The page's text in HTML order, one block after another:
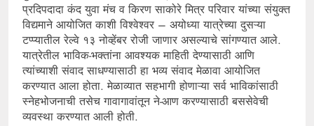
प्रदिपदादा कंद युवा मंच व किरण साकोरे मित्र परिवार यांच्या संयुक्त
विद्यमाने आयोजित काशी विश्वेश्वर – अयोध्या यात्रेच्या दुसऱ्या
टप्प्यातील रेल्वे १३ नोव्हेंबर रोजी जाणार असल्याचे सांगण्यात आले.
यात्रेतील भाविक-भक्तांना आवश्यक माहिती देण्यासाठी आणि
त्यांच्याशी संवाद साधण्यासाठी हा भव्य संवाद मेळावा आयोजित
करण्यात आला होता. मेळाव्यात सहभागी होणाऱ्या सर्व भाविकांसाठी
स्नेहभोजनाची तसेच गावागावांतून ने-आण करण्यासाठी बससेवेची
व्यवस्था करण्यात आली होती.